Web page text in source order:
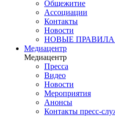
Общежитие
Ассоциации
Контакты
Новости
НОВЫЕ ПРАВИЛА
Медиацентр
Медиацентр
Пресса
Видео
Новости
Мероприятия
Анонсы
Контакты пресс-